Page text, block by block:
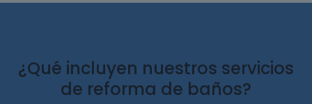
¿Qué incluyen nuestros servicios
de reforma de baños?